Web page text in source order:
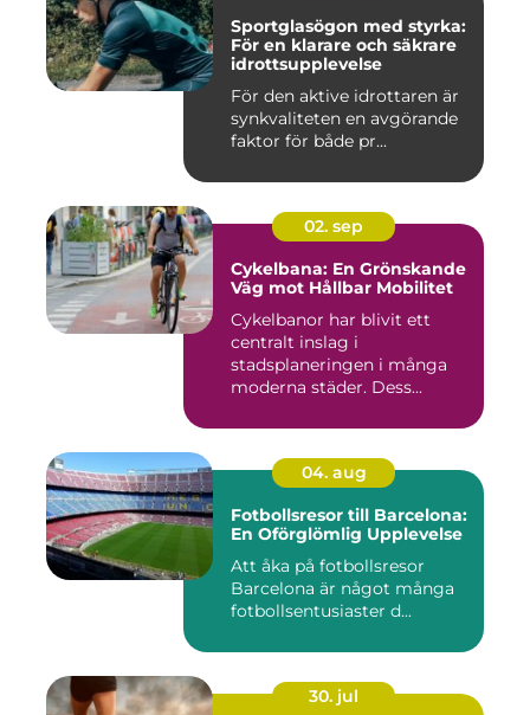
Sportglasögon med styrka:
För en klarare och säkrare
idrottsupplevelse
För den aktive idrottaren är
synkvaliteten en avgörande
faktor för både pr...
02. sep
Cykelbana: En Grönskande
Väg mot Hållbar Mobilitet
Cykelbanor har blivit ett
centralt inslag i
stadsplaneringen i många
moderna städer. Dess...
04. aug
Fotbollsresor till Barcelona:
En Oförglömlig Upplevelse
Att åka på fotbollsresor
Barcelona är något många
fotbollsentusiaster d...
30. jul